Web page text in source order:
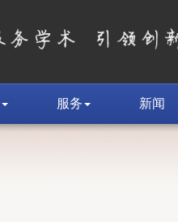
服务 新闻